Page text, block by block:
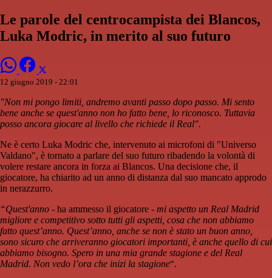
Le parole del centrocampista dei Blancos,
Luka Modric, in merito al suo futuro
12 giugno 2019 - 22:01
"Non mi pongo limiti, andremo avanti passo dopo passo. Mi sento
bene anche se quest'anno non ho fatto bene, lo riconosco. Tuttavia
posso ancora giocare al livello che richiede il Real".
Ne è certo Luka Modric che, intervenuto ai microfoni di "Universo
Valdano", è tornato a parlare del suo futuro ribadendo la volontà di
volere restare ancora in forza ai Blancos. Una decisione che, il
giocatore, ha chiarito ad un anno di distanza dal suo mancato approdo
in nerazzurro.
“Quest'anno - ha ammesso il giocatore - mi aspetto un Real Madrid
migliore e competitivo sotto tutti gli aspetti, cosa che non abbiamo
fatto quest’anno. Quest’anno, anche se non è stato un buon anno,
sono sicuro che arriveranno giocatori importanti, è anche quello di cui
abbiamo bisogno. Spero in una mia grande stagione e del Real
Madrid. Non vedo l’ora che inizi la stagione“.